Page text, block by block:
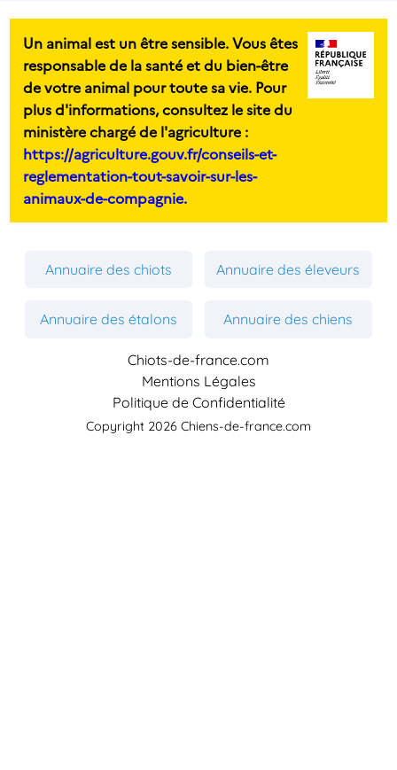
Un animal est un être sensible. Vous êtes
responsable de la santé et du bien-être
de votre animal pour toute sa vie. Pour
plus d'informations, consultez le site du
ministère chargé de l'agriculture :
https://agriculture.gouv.fr/conseils-et-
reglementation-tout-savoir-sur-les-
animaux-de-compagnie.
Annuaire des chiots Annuaire des éleveurs
Annuaire des étalons Annuaire des chiens
Chiots-de-france.com
Mentions Légales
Politique de Confidentialité
Copyright 2026 Chiens-de-france.com